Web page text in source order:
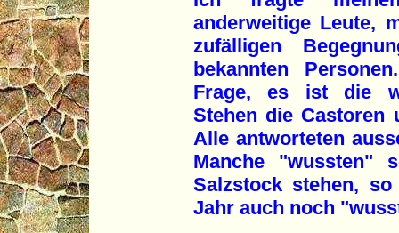
anderweitige Leute,
zufälligen
bekannten
Frage, es ist die
Stehen die Castoren
Alle antworteten
Manche "wussten"
Salzstock stehen,
Jahr auch noch